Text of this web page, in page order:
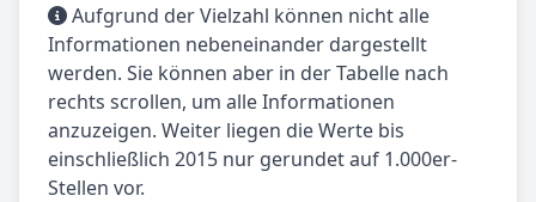
Aufgrund der Vielzahl können nicht alle
Informationen nebeneinander dargestellt
werden. Sie können aber in der Tabelle nach
rechts scrollen, um alle Informationen
anzuzeigen. Weiter liegen die Werte bis
einschließlich 2015 nur gerundet auf 1.000er-
Stellen vor.